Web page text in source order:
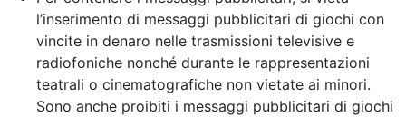
l’inserimento di messaggi pubblicitari di giochi con
vincite in denaro nelle trasmissioni televisive e
radiofoniche nonché durante le rappresentazioni
teatrali o cinematografiche non vietate ai minori.
Sono anche proibiti i messaggi pubblicitari di giochi